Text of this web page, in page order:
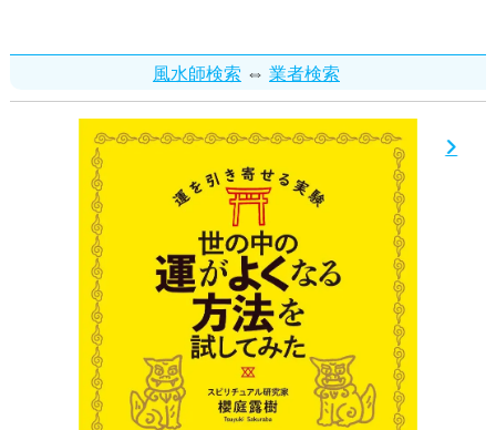
風水師検索 ⇔ 業者検索